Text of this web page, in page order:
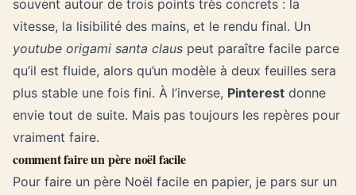
souvent autour de trois points très concrets : la
vitesse, la lisibilité des mains, et le rendu final. Un
youtube origami santa claus peut paraître facile parce
qu’il est fluide, alors qu’un modèle à deux feuilles sera
plus stable une fois fini. À l’inverse, Pinterest donne
envie tout de suite. Mais pas toujours les repères pour
vraiment faire.
comment faire un père noël facile
Pour faire un père Noël facile en papier, je pars sur un